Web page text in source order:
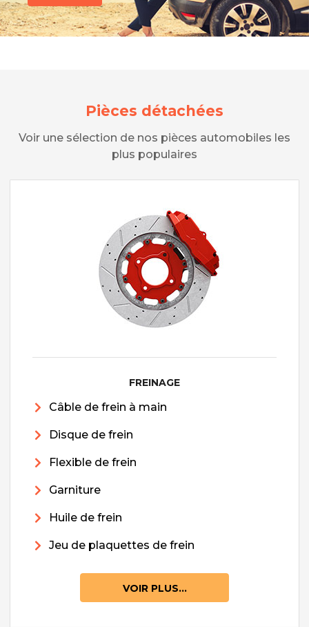
Pièces détachées
Voir une sélection de nos pièces automobiles les
plus populaires
FREINAGE
Câble de frein à main
Disque de frein
Flexible de frein
Garniture
Huile de frein
Jeu de plaquettes de frein
VOIR PLUS...